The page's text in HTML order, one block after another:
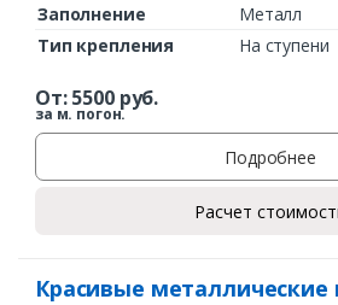
Заполнение
Металл
Тип крепления
На ступени
От:5500руб.
за м. погон.
Подробнее
Расчет
Красивые